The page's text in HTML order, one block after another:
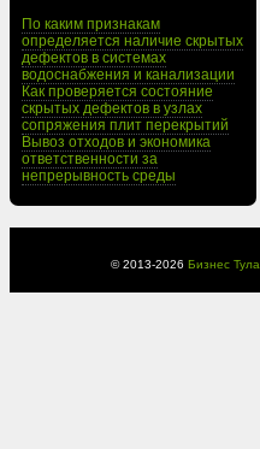
По каким признакам
определяется наличие скрытых
дефектов в системах
водоснабжения и канализации
Как проверяется состояние
скрытых дефектов в узлах
сопряжения плит перекрытий
Вывоз отходов и экономика
ответственности за
непрерывность среды
© 2013-2026 Бизнес Тула